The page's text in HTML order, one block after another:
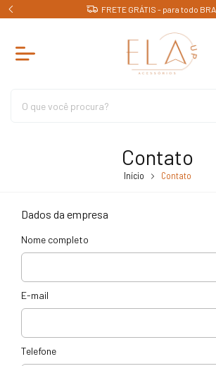
FRETE GRÁTIS - para todo
Contato
Início Contato
Dados da empresa
Nome completo
E-mail
Telefone